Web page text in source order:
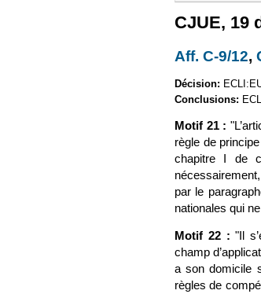
CJUE, 19
Aff. C-9/12,
Décision:
Conclusions:
Motif 21 : "
règle de
chapitre I de
par le
nationales qui
Motif 22 : " Il
champ
a son domicile
règles de